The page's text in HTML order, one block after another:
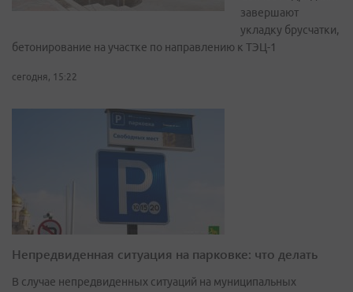
завершают
укладку брусчатки,
бетонирование на участке по направлению к ТЭЦ-1
сегодня, 15:22
Непредвиденная ситуация на парковке: что делать
В случае непредвиденных ситуаций на муниципальных